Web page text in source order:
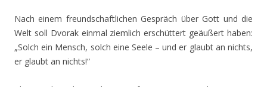
Nach einem freundschaftlichen Gespräch über Gott und die
Welt soll Dvorak einmal ziemlich erschüttert geäußert haben:
„Solch ein Mensch, solch eine Seele – und er glaubt an nichts,
er glaubt an nichts!“